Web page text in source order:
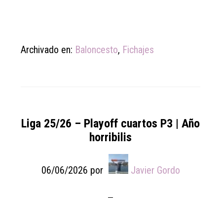
Archivado en: Baloncesto, Fichajes
Liga 25/26 – Playoff cuartos P3 | Año
horribilis
06/06/2026 por Javier Gordo